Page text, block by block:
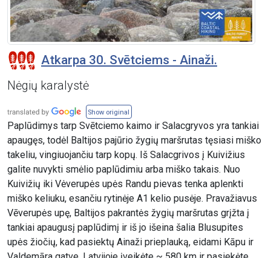
Atkarpa 30. Svētciems - Ainaži.
Nėgių karalystė
Show original
Paplūdimys tarp Svētciemo kaimo ir Salacgryvos yra tankiai
apaugęs, todėl Baltijos pajūrio žygių maršrutas tęsiasi miško
takeliu, vingiuojančiu tarp kopų. Iš Salacgrivos į Kuivižius
galite nuvykti smėlio paplūdimiu arba miško takais. Nuo
Kuivižių iki Vėverupės upės Randu pievas tenka aplenkti
miško keliuku, esančiu rytinėje A1 kelio pusėje. Pravažiavus
Vēverupės upę, Baltijos pakrantės žygių maršrutas grįžta į
tankiai apaugusį paplūdimį ir iš jo išeina šalia Blusupites
upės žiočių, kad pasiektų Ainaži prieplauką, eidami Kāpu ir